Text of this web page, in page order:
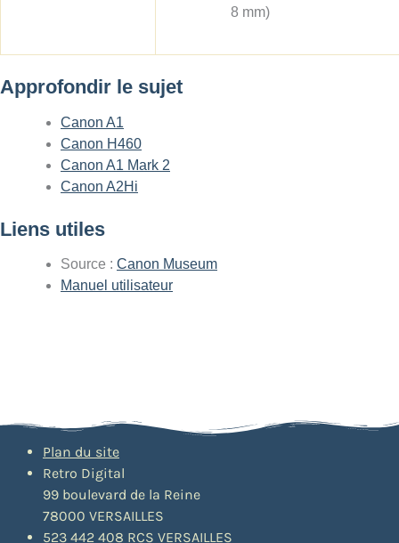
8 mm)
Approfondir le sujet
Canon A1
Canon H460
Canon A1 Mark 2
Canon A2Hi
Liens utiles
Source : Canon Museum
Manuel utilisateur
Plan du site
Retro Digital
99 boulevard de la Reine
78000 VERSAILLES
523 442 408 RCS VERSAILLES